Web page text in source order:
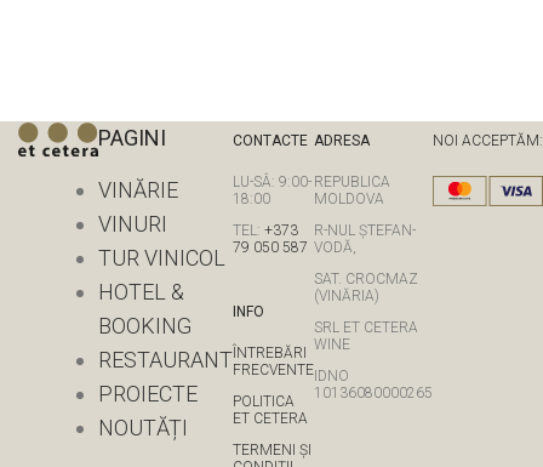
PAGINI
VINĂRIE
VINURI
TUR VINICOL
HOTEL &
BOOKING
RESTAURANT
PROIECTE
NOUTĂȚI
CONTACTE
LU-SÂ: 9:00-
18:00
TEL: +373
79 050 587
INFO
ÎNTREBĂRI
FRECVENTE
POLITICA
ET CETERA
TERMENI ȘI
ADRESA
REPUBLICA
MOLDOVA
R-NUL ȘTEFAN-
VODĂ,
SAT. CROCMAZ
(VINĂRIA)
SRL ET CETERA
WINE
IDNO
10136080000265
NOI ACCEPTĂM: